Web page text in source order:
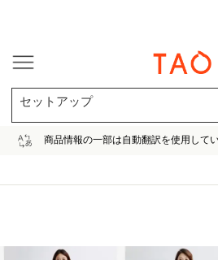
セットアップ
商品情報の一部は自動翻訳を使用して